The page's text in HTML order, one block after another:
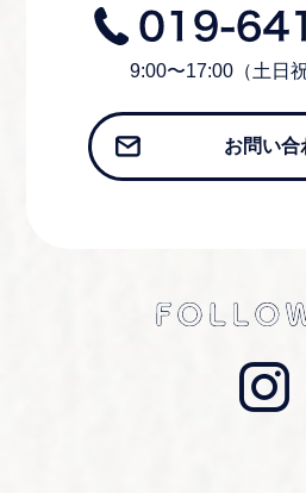
9:00〜17:00（土日
お問い合